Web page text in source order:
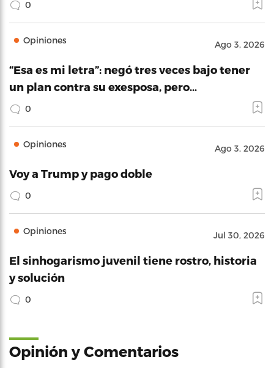
0
Opiniones Ago 3, 2026
“Esa es mi letra”: negó tres veces bajo tener
un plan contra su exesposa, pero…
0
Opiniones Ago 3, 2026
Voy a Trump y pago doble
0
Opiniones Jul 30, 2026
El sinhogarismo juvenil tiene rostro, historia
y solución
0
Opinión y Comentarios